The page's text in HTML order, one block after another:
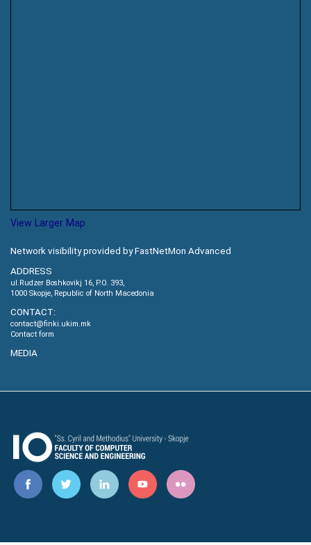
View Larger Map
Network visibility provided by FastNetMon Advanced
ADDRESS
ul.Rudzer Boshkovikj 16, P.O. 393,
1000 Skopje, Republic of North Macedonia
CONTACT:
contact@finki.ukim.mk
Contact form
MEDIA